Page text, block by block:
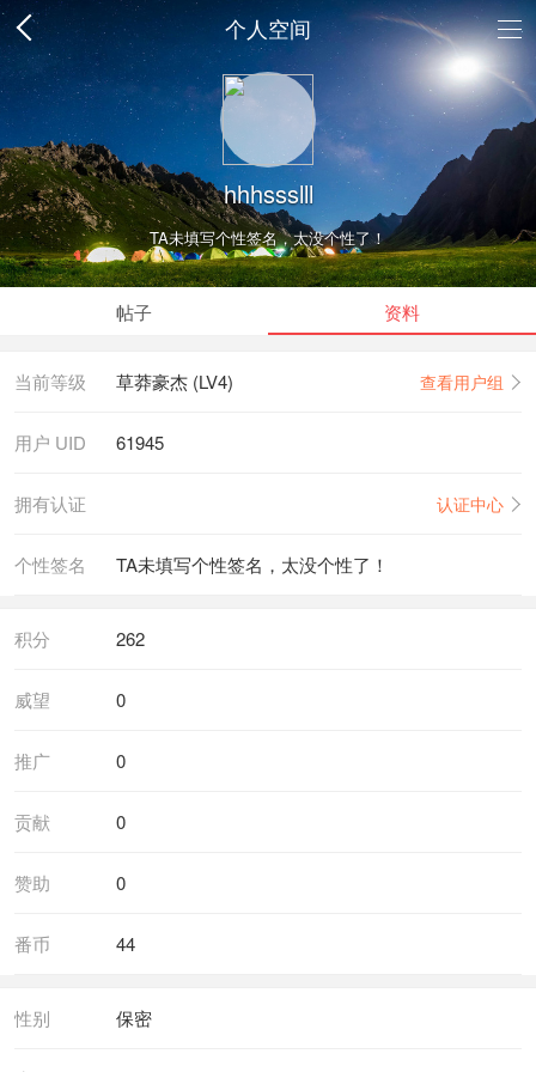
个人空间
hhhssslll
TA未填写个性签名，太没个性了！
帖子 资料
当前等级 草莽豪杰 (LV4) 查看用户组
用户 UID 61945
拥有认证 认证中心
个性签名 TA未填写个性签名，太没个性了！
积分 262
威望 0
推广 0
贡献 0
赞助 0
番币 44
性别 保密